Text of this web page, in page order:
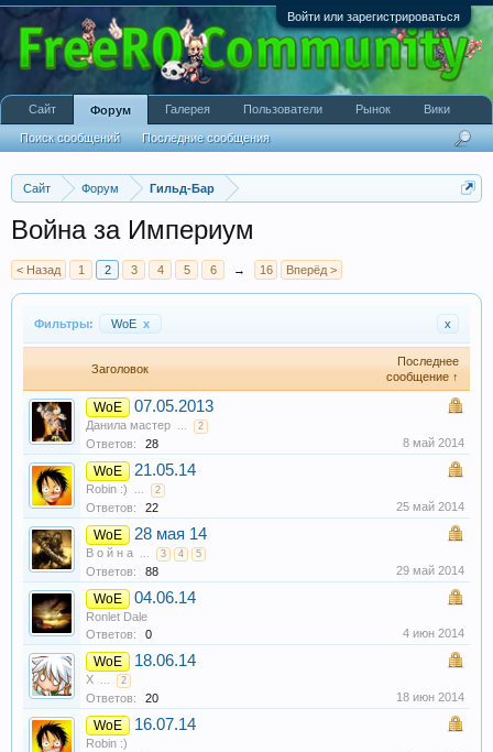
Войти или зарегистрироваться
Сайт Форум Гильд-Бар
Война за Империум
< Назад 1 2 3 4 5 6 → 16 Вперёд >
Фильтры: WoE x x
Заголовок
Последнее
сообщение ↑
WoE 07.05.2013
Данила мастер ... 2
Ответов: 28 8 май 2014
WoE 21.05.14
Robin :) ... 2
Ответов: 22 25 май 2014
WoE 28 мая 14
В о й н а ... 3 4 5
Ответов: 88 29 май 2014
WoE 04.06.14
Ronlet Dale
Ответов:
0 4 июн 2014
WoE 18.06.14
X ... 2
Ответов: 20 18 июн 2014
WoE 16.07.14
Robin :)
Сайт Форум
Поиск сообщений Последние сообщения
Галерея Пользователи Рынок Вики